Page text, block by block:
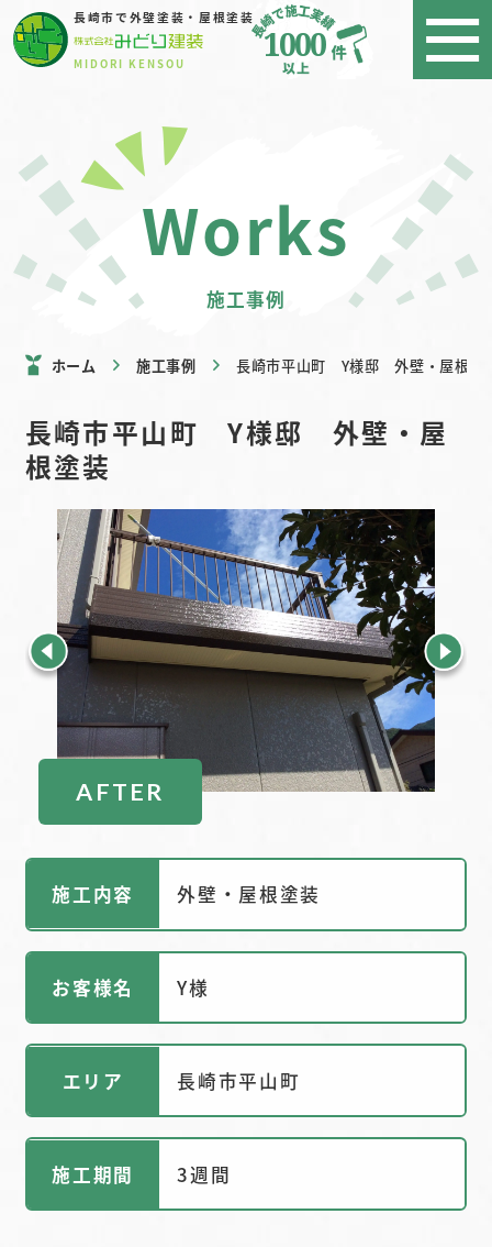
長崎市で外壁塗装・屋根塗装
MIDORI KENSOU 1000
works
施工事例
ホーム 施工事例 長崎市平山町 Y様邸 外壁・屋根塗
長崎市平山町 Y様邸 外壁・屋
根塗装
AFTER
施工内容 外壁・屋根塗装
お客様名 Y様
エリア 長崎市平山町
施工期間 3週間